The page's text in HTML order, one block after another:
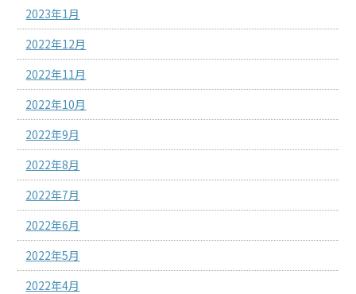
2023年1月
2022年12月
2022年11月
2022年10月
2022年9月
2022年8月
2022年7月
2022年6月
2022年5月
2022年4月